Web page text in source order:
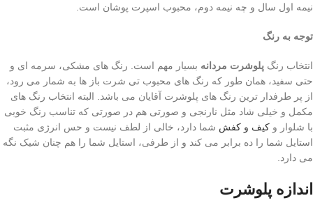
نیمه اول سال و چه نیمه دوم، محبوب اسپرت پوشان است.
توجه به رنگ
انتخاب رنگ پلوشرت مردانه بسیار مهم است. رنگ های مشکی، سرمه ای و
حتی سفید، همان طور که رنگ های محبوب تی شرت باز ها به شمار می رود،
از پر طرفدار ترین رنگ های پلوشرت آقایان می باشد. البته انتخاب رنگ های
مکمل و خیلی شاد مثل نارنجی و صورتی هم در صورتی که تناسب رنگ خوبی
با شلوار و کیف و کفش شما دارد، خالی از لطف نیست و حس انرژی مثبت
استایل شما را ده برابر می کند و از طرفی، استایل شما را هم چنان شیک نگه
می دارد.
اندازه پلوشرت